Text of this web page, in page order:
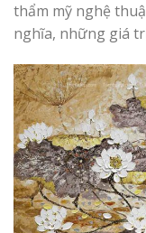
thẩm mỹ nghệ
nghĩa, những giá